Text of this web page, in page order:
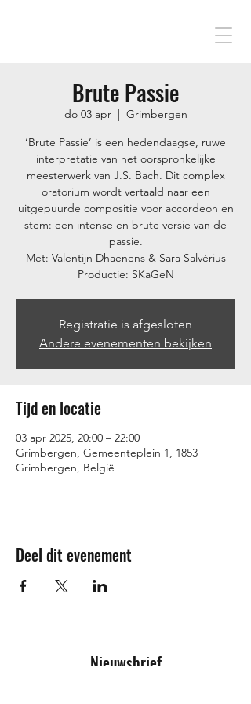
Brute Passie
do 03 apr
  |
Grimbergen
‘Brute Passie’ is een hedendaagse, ruwe
interpretatie van het oorspronkelijke
meesterwerk van J.S. Bach. Dit complex
oratorium wordt vertaald naar een
uitgepuurde compositie voor accordeon en
stem: een intense en brute versie van de
passie.
Met: Valentijn Dhaenens & Sara Salvérius
Productie: SKaGeN
Registratie is afgesloten
Andere evenementen bekijken
Tijd en locatie
03 apr 2025, 20:00 – 22:00
Grimbergen, Gemeenteplein 1, 1853
Grimbergen, België
Deel dit evenement
Nieuwsbrief